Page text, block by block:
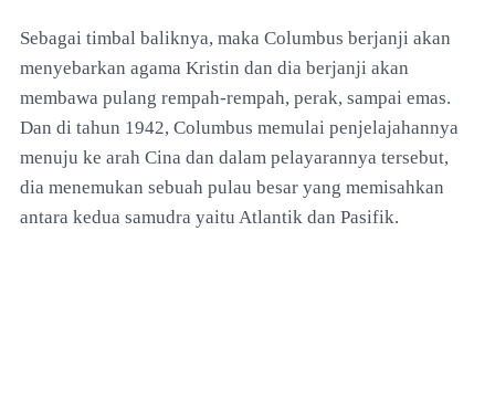
Sebagai timbal baliknya, maka Columbus berjanji akan
menyebarkan agama Kristin dan dia berjanji akan
membawa pulang rempah-rempah, perak, sampai emas.
Dan di tahun 1942, Columbus memulai penjelajahannya
menuju ke arah Cina dan dalam pelayarannya tersebut,
dia menemukan sebuah pulau besar yang memisahkan
antara kedua samudra yaitu Atlantik dan Pasifik.